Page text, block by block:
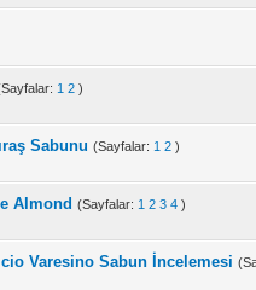
1 2 )
Sabunu (Sayfalar: 1 2 )
Almond (Sayfalar: 1 2 3 4 )
Varesino Sabun İncelemesi